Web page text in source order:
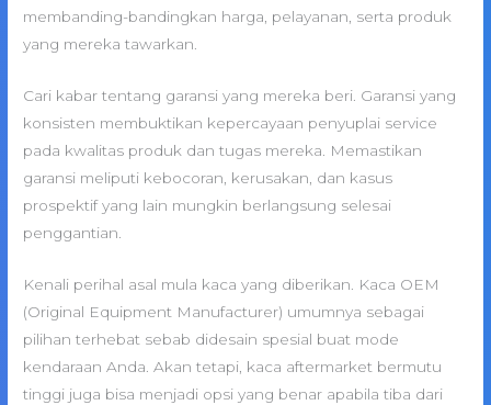
membanding-bandingkan harga, pelayanan, serta produk
yang mereka tawarkan.
Cari kabar tentang garansi yang mereka beri. Garansi yang
konsisten membuktikan kepercayaan penyuplai service
pada kwalitas produk dan tugas mereka. Memastikan
garansi meliputi kebocoran, kerusakan, dan kasus
prospektif yang lain mungkin berlangsung selesai
penggantian.
Kenali perihal asal mula kaca yang diberikan. Kaca OEM
(Original Equipment Manufacturer) umumnya sebagai
pilihan terhebat sebab didesain spesial buat mode
kendaraan Anda. Akan tetapi, kaca aftermarket bermutu
tinggi juga bisa menjadi opsi yang benar apabila tiba dari